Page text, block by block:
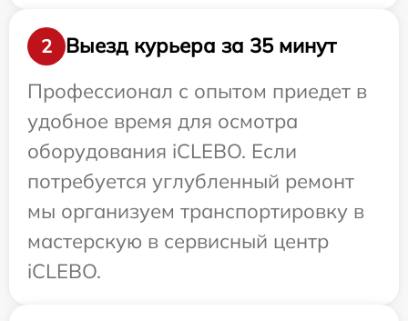
2
Выезд курьера за 35 минут
Профессионал с опытом приедет в
удобное время для осмотра
оборудования iCLEBO. Если
потребуется углубленный ремонт
мы организуем транспортировку в
мастерскую в сервисный центр
iCLEBO.